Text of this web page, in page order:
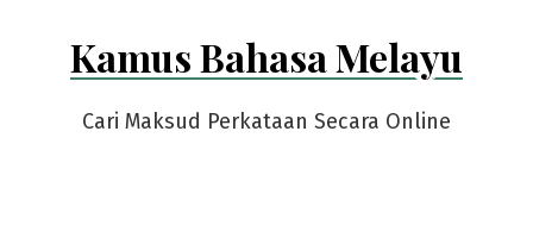
Kamus Bahasa Melayu
Cari Maksud Perkataan Secara Online